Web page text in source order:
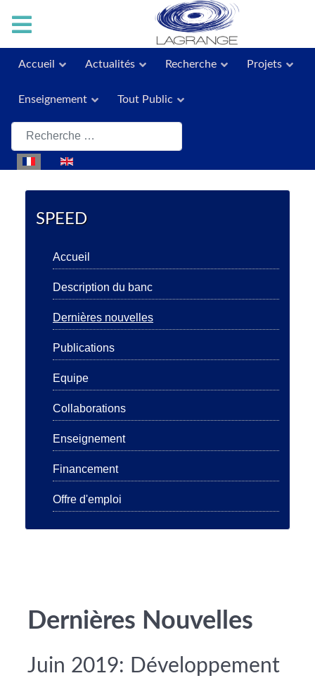
Accueil Actualités Recherche Projets
Enseignement Tout Public
Rechercher
Sélectionnez votre langue
SPEED
Accueil
Description du banc
Dernières nouvelles
Publications
Equipe
Collaborations
Enseignement
Financement
Offre d'emploi
Dernières Nouvelles
Juin 2019: Développement